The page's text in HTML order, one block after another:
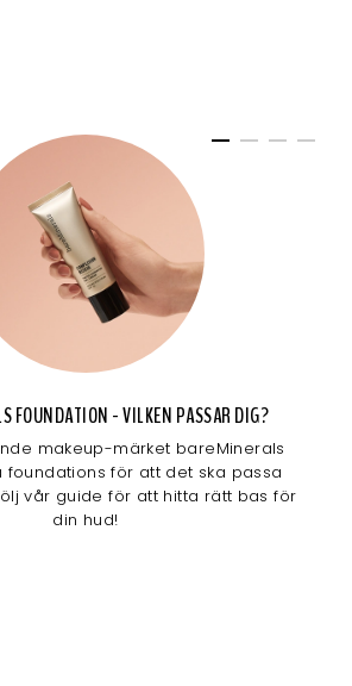
FOUNDATION - VILKEN PASSAR DIG?
makeup-märket bareMinerals
foundations för att det ska passa
vår guide för att hitta rätt bas för
din hud!